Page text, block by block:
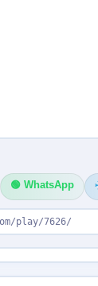
🟢 WhatsApp
play/7626/